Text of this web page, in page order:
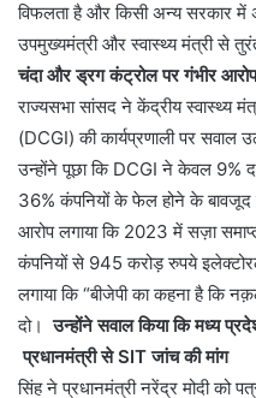
विफलता है और किसी अन्य सरकार में
उपमुख्यमंत्री और स्वास्थ्य मंत्री से
​चंदा और ड्रग कंट्रोल पर गंभीर आरोप
​राज्यसभा सांसद ने केंद्रीय स्वास्थ्य
(DCGI) की कार्यप्रणाली पर सवाल
उन्होंने पूछा कि DCGI ने केवल 9%
36% कंपनियों के फेल होने के बावजूद
आरोप लगाया कि 2023 में सज़ा
कंपनियों से 945 करोड़ रुपये
लगाया कि “बीजेपी का कहना है कि
दो। उन्होंने सवाल किया कि मध्य
​प्रधानमंत्री से SIT जांच की मांग
​सिंह ने प्रधानमंत्री नरेंद्र मोदी को